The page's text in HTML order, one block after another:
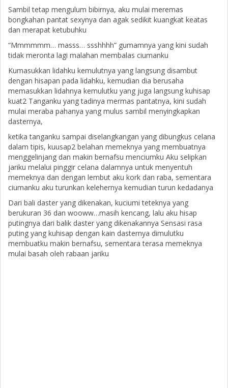
Sambil tetap mengulum bibirnya, aku mulai meremas
bongkahan pantat sexynya dan agak sedikit kuangkat keatas
dan merapat ketubuhku
“Mmmmmm… masss… ssshhhh” gumamnya yang kini sudah
tidak meronta lagi malahan membalas ciumanku
Kumasukkan lidahku kemulutnya yang langsung disambut
dengan hisapan pada lidahku, kemudian dia berusaha
memasukkan lidahnya kemulutku yang juga langsung kuhisap
kuat2 Tanganku yang tadinya mermas pantatnya, kini sudah
mulai meraba pahanya yang mulus sambil menyingkapkan
dasternya,
ketika tanganku sampai diselangkangan yang dibungkus celana
dalam tipis, kuusap2 belahan memeknya yang membuatnya
menggelinjang dan makin bernafsu menciumku Aku selipkan
jariku melalui pinggir celana dalamnya untuk menyentuh
memeknya dan dengan lembut aku kork dan raba, sementara
ciumanku aku turunkan kelehernya kemudian turun kedadanya
Dari bali daster yang dikenakan, kuciumi teteknya yang
berukuran 36 dan wooww…masih kencang, lalu aku hisap
putingnya dari balik daster yang dikenakannya Sensasi rasa
puting yang kuhisap dengan kain dasternya dimulutku
membuatku makin bernafsu, sementara terasa memeknya
mulai basah oleh rabaan jariku